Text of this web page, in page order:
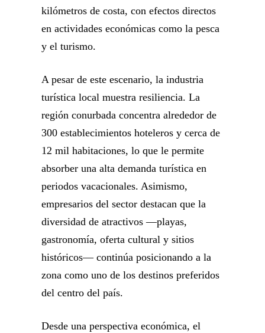
kilómetros de costa, con efectos directos
en actividades económicas como la pesca
y el turismo.
A pesar de este escenario, la industria
turística local muestra resiliencia. La
región conurbada concentra alrededor de
300 establecimientos hoteleros y cerca de
12 mil habitaciones, lo que le permite
absorber una alta demanda turística en
periodos vacacionales. Asimismo,
empresarios del sector destacan que la
diversidad de atractivos —playas,
gastronomía, oferta cultural y sitios
históricos— continúa posicionando a la
zona como uno de los destinos preferidos
del centro del país.
Desde una perspectiva económica, el